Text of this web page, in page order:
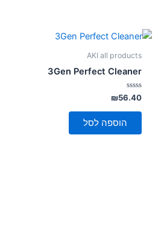
AKI all products
3Gen Perfect Cleaner
דורג
0
מתוך
₪56.40
הוספה לסל